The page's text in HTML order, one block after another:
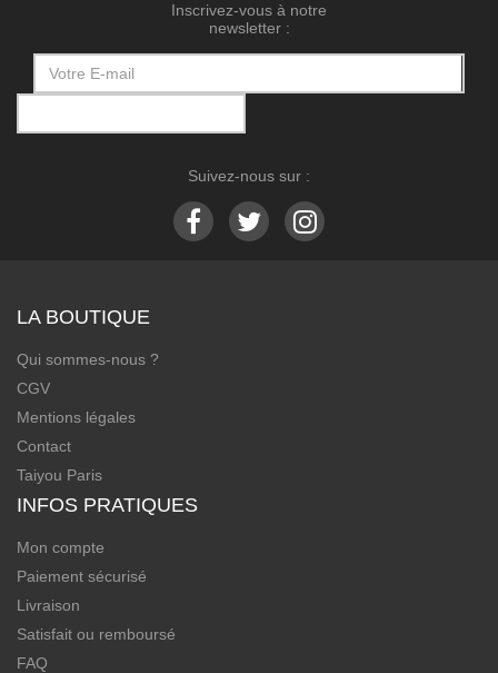
Inscrivez-vous à notre
newsletter :
Suivez-nous sur :
LA BOUTIQUE
Qui sommes-nous ?
CGV
Mentions légales
Contact
Taiyou Paris
INFOS PRATIQUES
Mon compte
Paiement sécurisé
Livraison
Satisfait ou remboursé
FAQ